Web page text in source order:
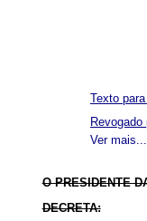
Ver mais...
Texto
O PRESIDENTE
DECRETA: